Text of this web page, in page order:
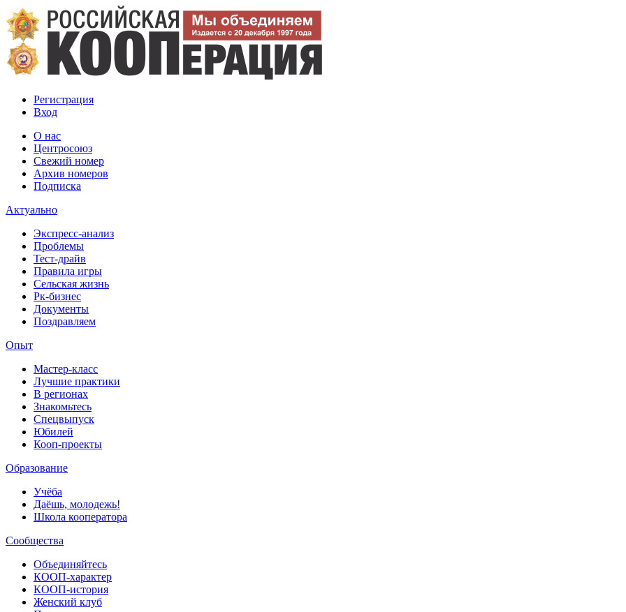
Регистрация
Вход
О нас
Центросоюз
Свежий номер
Архив номеров
Подписка
Актуально
Экспресс-анализ
Проблемы
Тест-драйв
Правила игры
Сельская жизнь
Рк-бизнес
Документы
Поздравляем
Опыт
Мастер-класс
Лучшие практики
В регионах
Знакомьтесь
Спецвыпуск
Юбилей
Кооп-проекты
Образование
Учёба
Даёшь, молодежь!
Школа кооператора
Сообщества
Объединяйтесь
КООП-характер
КООП-история
Женский клуб